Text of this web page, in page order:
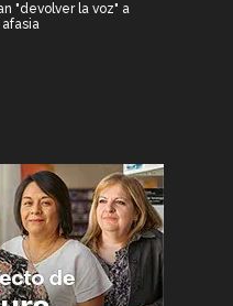
"devolver la voz" a